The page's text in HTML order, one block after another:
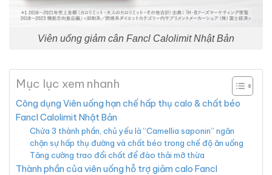
Viên uống giảm cân Fancl Calolimit Nhật Bản
Mục lục xem nhanh
Công dụng Viên uống hạn chế hấp thụ calo & chất béo
Fancl Calolimit Nhật Bản
Chứa 3 thành phần, chủ yếu là “Camellia saponin” ngăn
chặn sự hấp thụ đường và chất béo trong chế độ ăn uống
Tăng cường trao đổi chất để đào thải mỡ thừa
Thành phần của viên uống hỗ trợ giảm calo Fancl